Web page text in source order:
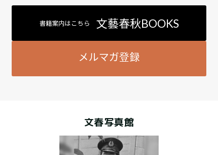
書籍案内はこちら 文藝春秋BOOKS
メルマガ登録
文春写真館